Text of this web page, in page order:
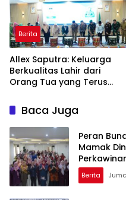
Berita
Allex Saputra: Keluarga
Berkualitas Lahir dari
Orang Tua yang Terus
Baca Juga
Peran
Mamak
Berita